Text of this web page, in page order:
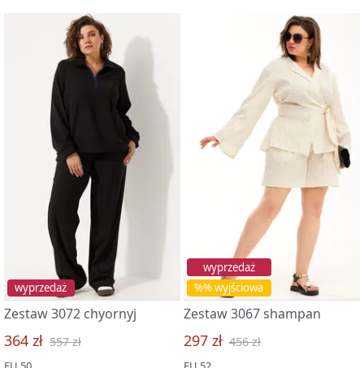
wyprzedaż
Zestaw 3072 chyornyj
364 zł 557 zł
%% wyjściowa
wyprzedaż
Zestaw 3067 shampan
297 zł 456 zł